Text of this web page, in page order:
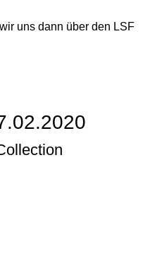
uns dann über den LSF